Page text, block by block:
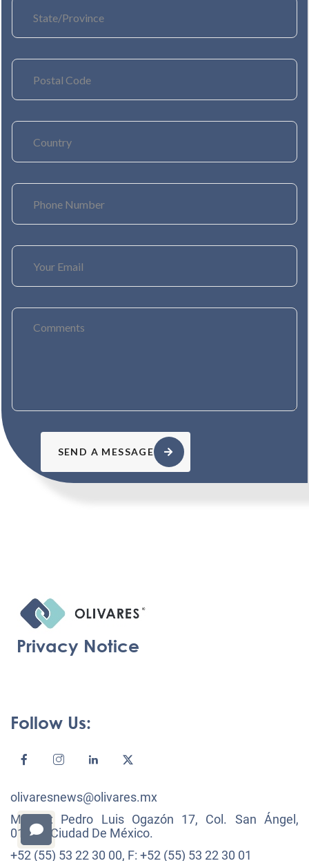
SEND A MESSAGE
Privacy Notice
Follow Us:
olivaresnews@olivares.mx
México: Pedro Luis Ogazón 17, Col. San Ángel,
01000, Ciudad De México.
+52 (55) 53 22 30 00, F: +52 (55) 53 22 30 01